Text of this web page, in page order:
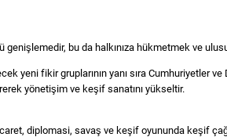
bu da halkınıza hükmetmek ve
yeni fikir gruplarının yanı sıra
yönetişim ve keşif sanatını yükseltir.
diplomasi, savaş ve keşif oyununda keşif